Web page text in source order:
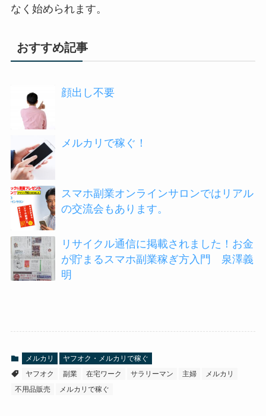
なく始められます。
おすすめ記事
顔出し不要
メルカリで稼ぐ！
スマホ副業オンラインサロンではリアル
の交流会もあります。
リサイクル通信に掲載されました！お金
が貯まるスマホ副業稼ぎ方入門 泉澤義
明
メルカリ
ヤフオク・メルカリで稼ぐ
ヤフオク
副業 在宅ワーク サラリーマン 主婦
メルカリ
不用品販売
メルカリで稼ぐ